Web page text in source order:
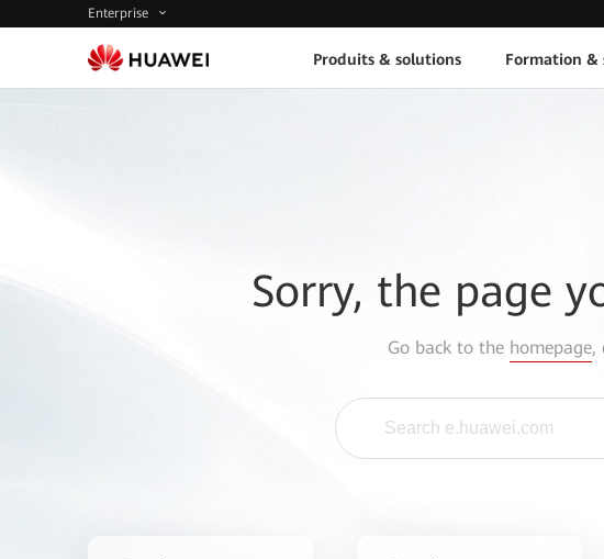
Enterprise
Produits & solutions Formation
Sorry, the page
Go back to the homepage,